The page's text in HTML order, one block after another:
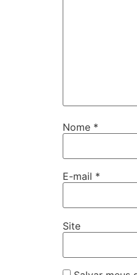
Nome *
E-mail *
Site